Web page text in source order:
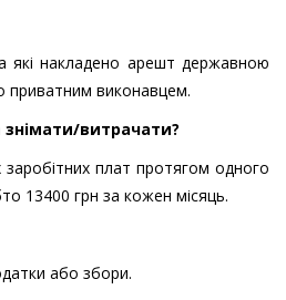
які накладено арешт державною
виконавцем.
витрачати?
заробітних плат протягом одного
13400 грн за кожен місяць.
або збори.